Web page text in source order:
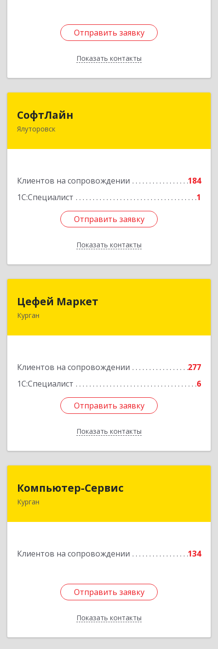
Отправить заявку
Показать контакты
Отправить заявку
Назад
СофтЛайн
Ялуторовск
Клиентов на сопровождении
184
1С:Специалист
1
Отправить заявку
Показать контакты
627010, Тюменская обл, Ялуторовский р-н,
Отправить заявку
Назад
Цефей Маркет
Курган
Клиентов на сопровождении
277
1С:Специалист
6
Отправить заявку
Показать контакты
640002, Курганская обл, Курган г, М.Горького
Отправить заявку
Назад
Компьютер-Сервис
Курган
Клиентов на сопровождении 134
Отправить заявку
Показать контакты
Отправить заявку
Назад